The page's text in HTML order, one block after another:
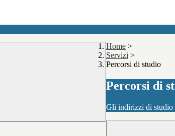
Home >
Servizi >
Percorsi di studio
Percorsi di
Gli indirizzi di studio